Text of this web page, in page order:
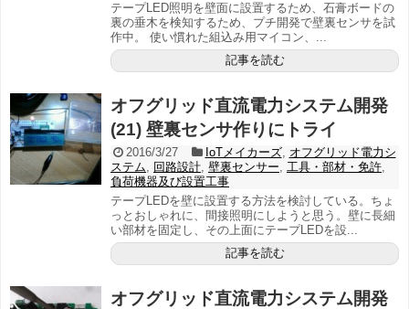
テープLED照明を壁面に設置するため、石膏ボードの
裏の垂木を検知するため、プチ開発で壁裏センサを試
作中。 使い慣れた組込み用マイコン、...
記事を読む
オフグリッド直流電力システム開発
(21) 壁裏センサ作りにトライ
2016/3/27 IoTメイカーズ, オフグリッド電力シ
ステム, 回路設計, 壁裏センサー, 工具・部材・免許,
負荷機器及び設置工事
テープLEDを壁に設置する方法を検討している。ちょ
っとおしゃれに、間接照明にしようと思う。壁に長細
い部材を固定し、その上面にテープLEDを設...
記事を読む
オフグリッド直流電力システム開発